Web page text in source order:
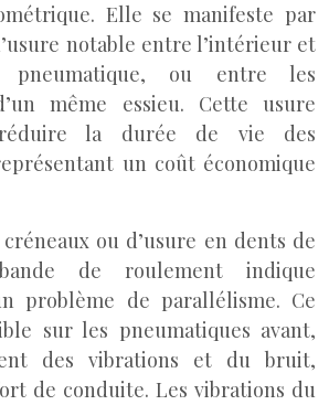
Elle se manifeste par
notable entre l’intérieur et
pneumatique, ou entre les
même essieu. Cette usure
la durée de vie des
un coût économique
ou d’usure en dents de
de roulement indique
problème de parallélisme. Ce
sur les pneumatiques avant,
des vibrations et du bruit,
de conduite. Les vibrations du